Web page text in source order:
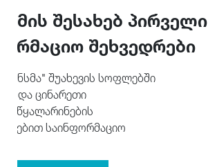
შესახებ პირველი
შეხვედრები
შუახევის სოფლებში
და ცინარეთი
წყალარინების
საინფორმაციო